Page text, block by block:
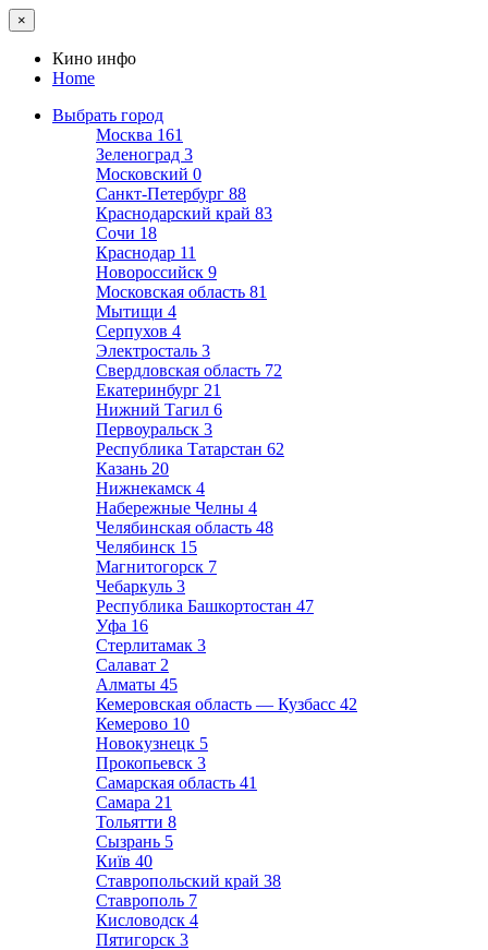
×
Кино инфо
Home
Выбрать город
Москва 161
Зеленоград 3
Московский 0
Санкт-Петербург 88
Краснодарский край 83
Сочи 18
Краснодар 11
Новороссийск 9
Московская область 81
Мытищи 4
Серпухов 4
Электросталь 3
Свердловская область 72
Екатеринбург 21
Нижний Тагил 6
Первоуральск 3
Республика Татарстан 62
Казань 20
Нижнекамск 4
Набережные Челны 4
Челябинская область 48
Челябинск 15
Магнитогорск 7
Чебаркуль 3
Республика Башкортостан 47
Уфа 16
Стерлитамак 3
Салават 2
Алматы 45
Кемеровская область — Кузбасс 42
Кемерово 10
Новокузнецк 5
Прокопьевск 3
Самарская область 41
Самара 21
Тольятти 8
Сызрань 5
Київ 40
Ставропольский край 38
Ставрополь 7
Кисловодск 4
Пятигорск 3